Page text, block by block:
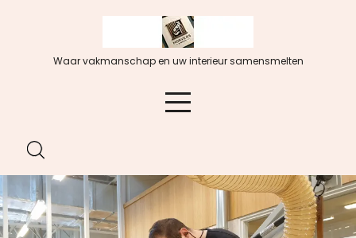
Waar vakmanschap en uw interieur samensmelten